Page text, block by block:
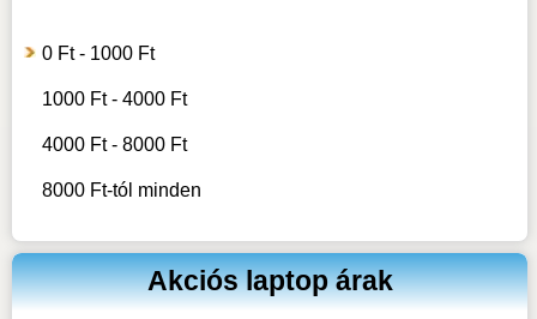
0 Ft - 1000 Ft
1000 Ft - 4000 Ft
4000 Ft - 8000 Ft
8000 Ft-tól minden
Akciós laptop árak